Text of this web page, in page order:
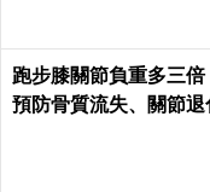
跑步膝關節負重多三
預防骨質流失、關節退